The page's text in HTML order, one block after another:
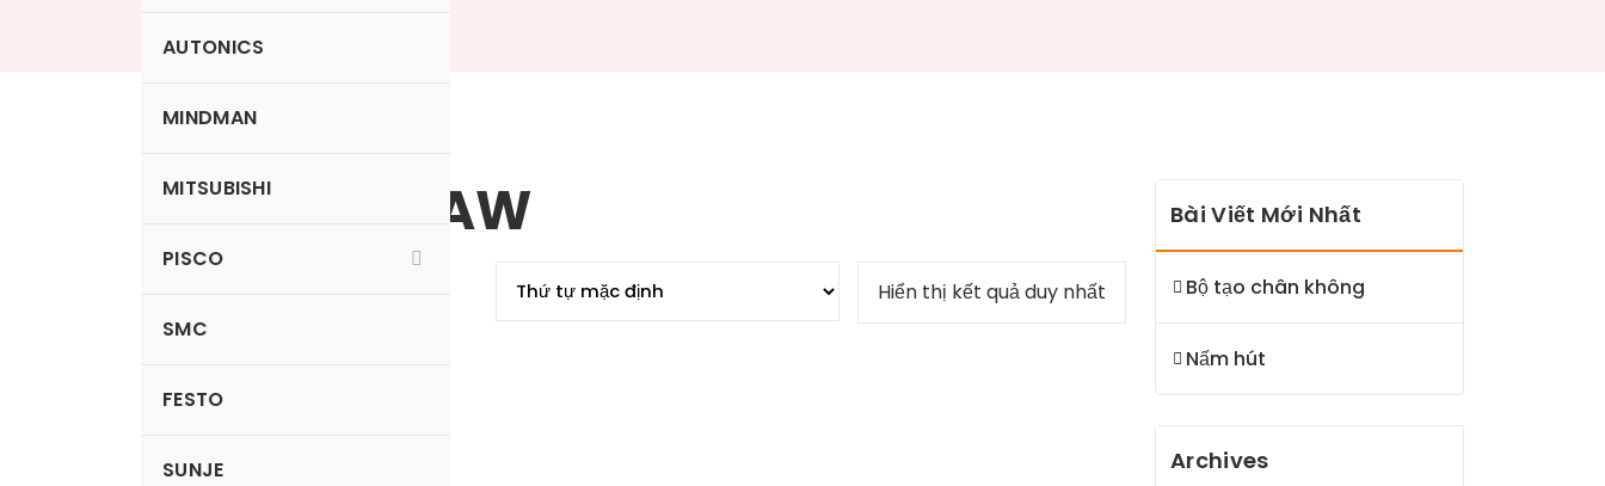
AUTONICS
MINDMAN
MITSUBISHI
PISCO
SMC
FESTO
SUNJE
JSGC4-M3AW
Hiển thị kết quả duy nhất
Bài Viết Mới Nhất
Bộ tạo chân không
Nấm hút
Archives